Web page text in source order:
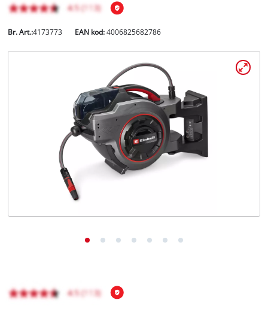
Br. Art.:4173773 EAN kod:4006825682786